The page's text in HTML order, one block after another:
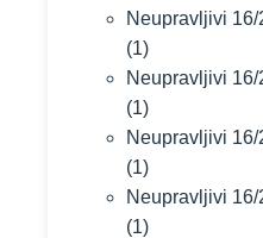
Neupravljivi
(1)
Neupravljivi
(1)
Neupravljivi
(1)
Neupravljivi
(1)